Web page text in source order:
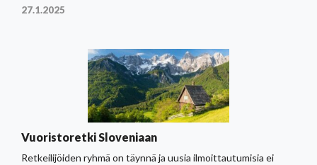
27.1.2025
Vuoristoretki Sloveniaan
Retkeilijöiden ryhmä on täynnä ja uusia ilmoittautumisia ei